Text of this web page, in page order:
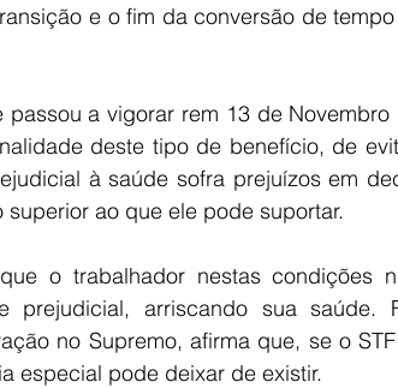
e o fim da conversão de
a vigorar rem 13 de Novembro
deste tipo de benefício, de
à saúde sofra prejuízos em
ao que ele pode suportar.
o trabalhador nestas condições
arriscando sua saúde.
no Supremo, afirma que, se o
especial pode deixar de existir.